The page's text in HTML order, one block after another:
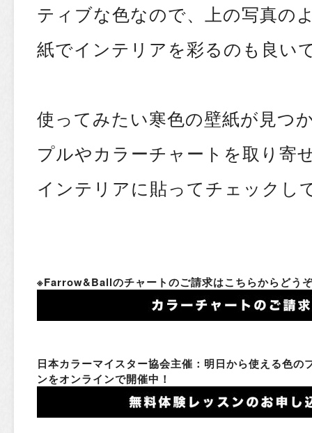
ティブな色なので、上の写真の
紙でインテリアを彩るのも良い
使ってみたい寒色の壁紙が見つ
プルやカラーチャートを取り寄
インテリアに貼ってチェックし
※Farrow&Ballのチャートのご請求はこちらからどう
日本カラーマイスター協会主催：明日から使える色の
ンをオンラインで開催中！